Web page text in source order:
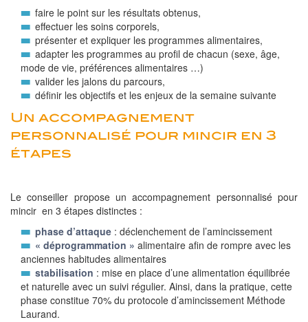
faire le point sur les résultats obtenus,
effectuer les soins corporels,
présenter et expliquer les programmes alimentaires,
adapter les programmes au profil de chacun (sexe, âge,
mode de vie, préférences alimentaires …)
valider les jalons du parcours,
définir les objectifs et les enjeux de la semaine suivante
Un accompagnement
personnalisé pour mincir en 3
étapes
Le conseiller propose un accompagnement personnalisé pour
mincir en 3 étapes distinctes :
phase d’attaque : déclenchement de l’amincissement
« déprogrammation » alimentaire afin de rompre avec les
anciennes habitudes alimentaires
stabilisation : mise en place d’une alimentation équilibrée
et naturelle avec un suivi régulier. Ainsi, dans la pratique, cette
phase constitue 70% du protocole d’amincissement Méthode
Laurand.